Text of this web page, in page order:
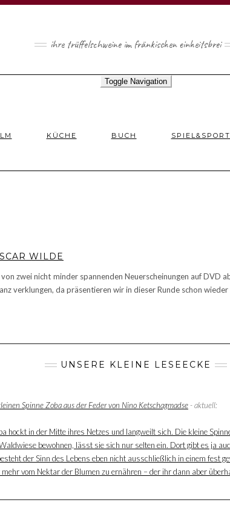
ihre trüffelschweine im fränkischen einheitsbrei
Toggle Navigation
KÜCHE BUCH SPIEL&SPORT
WILDE
zwei nicht minder spannenden Neuerscheinungen auf DVD
verklungen, da präsentieren wir in dieser Runde schon
UNSERE KLEINE LESEECKE
Spinne Zoba aus der Feder von Nino Ketschagmadse- aktuell:
hockt in der Mitte ihres Netzes und langweilt sich. Die kleine
bewohnen, lässt sie sich nur selten ein. Dort gibt es ja
der Sinn des Lebens eben nicht ausschließlich in einem fest
vom Nektar der Blumen zu ernähren – der ihr dann aber